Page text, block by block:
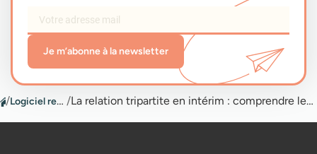
Je m’abonne à la newsletter
/ Logiciel recrutement / La relation tripartite en intérim : comprendre les rôles et responsabilités des acteurs